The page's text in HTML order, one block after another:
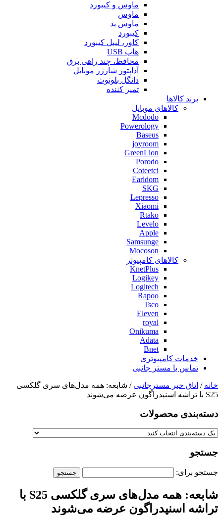
ماوس و کیبورد
ماوس
ماوس پد
کیبورد
کاور، لیبل کیبورد
هاب USB
محافظ، چند راهی برق
آداپتور شارژر موبایل
دانگل بلوتوث
تمیز کننده
برند کالاها
کالاهای موبایل
Mcdodo
Powerology
Baseus
joyroom
GreenLion
Porodo
Coteetci
Earldom
SKG
Lepresso
Xiaomi
Rtako
Levelo
Apple
Samsunge
Mocoson
کالاهای کامپیوتر
KnetPlus
Logikey
Logitech
Rapoo
Tsco
Eleven
royal
Onikuma
Adata
Bnet
خدمات کامپیوتری
تماس با مستر جانبی
خانه / اتاق خبر مسترجانبی / شابعه: همه مدل‌های سری گلکسی
S25 با تراشه اسنپدراگون عرضه می‌شوند
دسته‌بندی‌ محصولات
جستجو
جستجو برای:
شابعه: همه مدل‌های سری گلکسی S25 با
تراشه اسنپدراگون عرضه می‌شوند